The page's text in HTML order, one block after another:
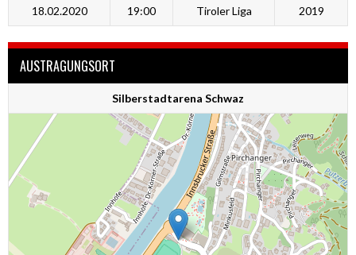
18.02.2020 19:00 Tiroler Liga 2019
AUSTRAGUNGSORT
Silberstadtarena Schwaz